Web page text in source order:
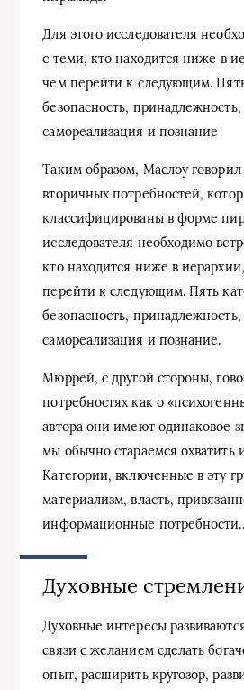
Для этого исследователя
с теми, кто находится ниже в
чем перейти к следующим.
безопасность,
самореализация и познание
Таким образом, Маслоу
вторичных потребностей,
классифицированы в форме
исследователя необходимо
кто находится ниже в
перейти к следующим. Пять
безопасность,
самореализация и познание.
Мюррей, с другой стороны,
потребностях как о
автора они имеют одинаковое
мы обычно стараемся охватить
Категории, включенные в эту
материализм, власть,
информационные потребности..
Духовные
Духовные интересы
связи с желанием сделать
опыт, расширить кругозор,